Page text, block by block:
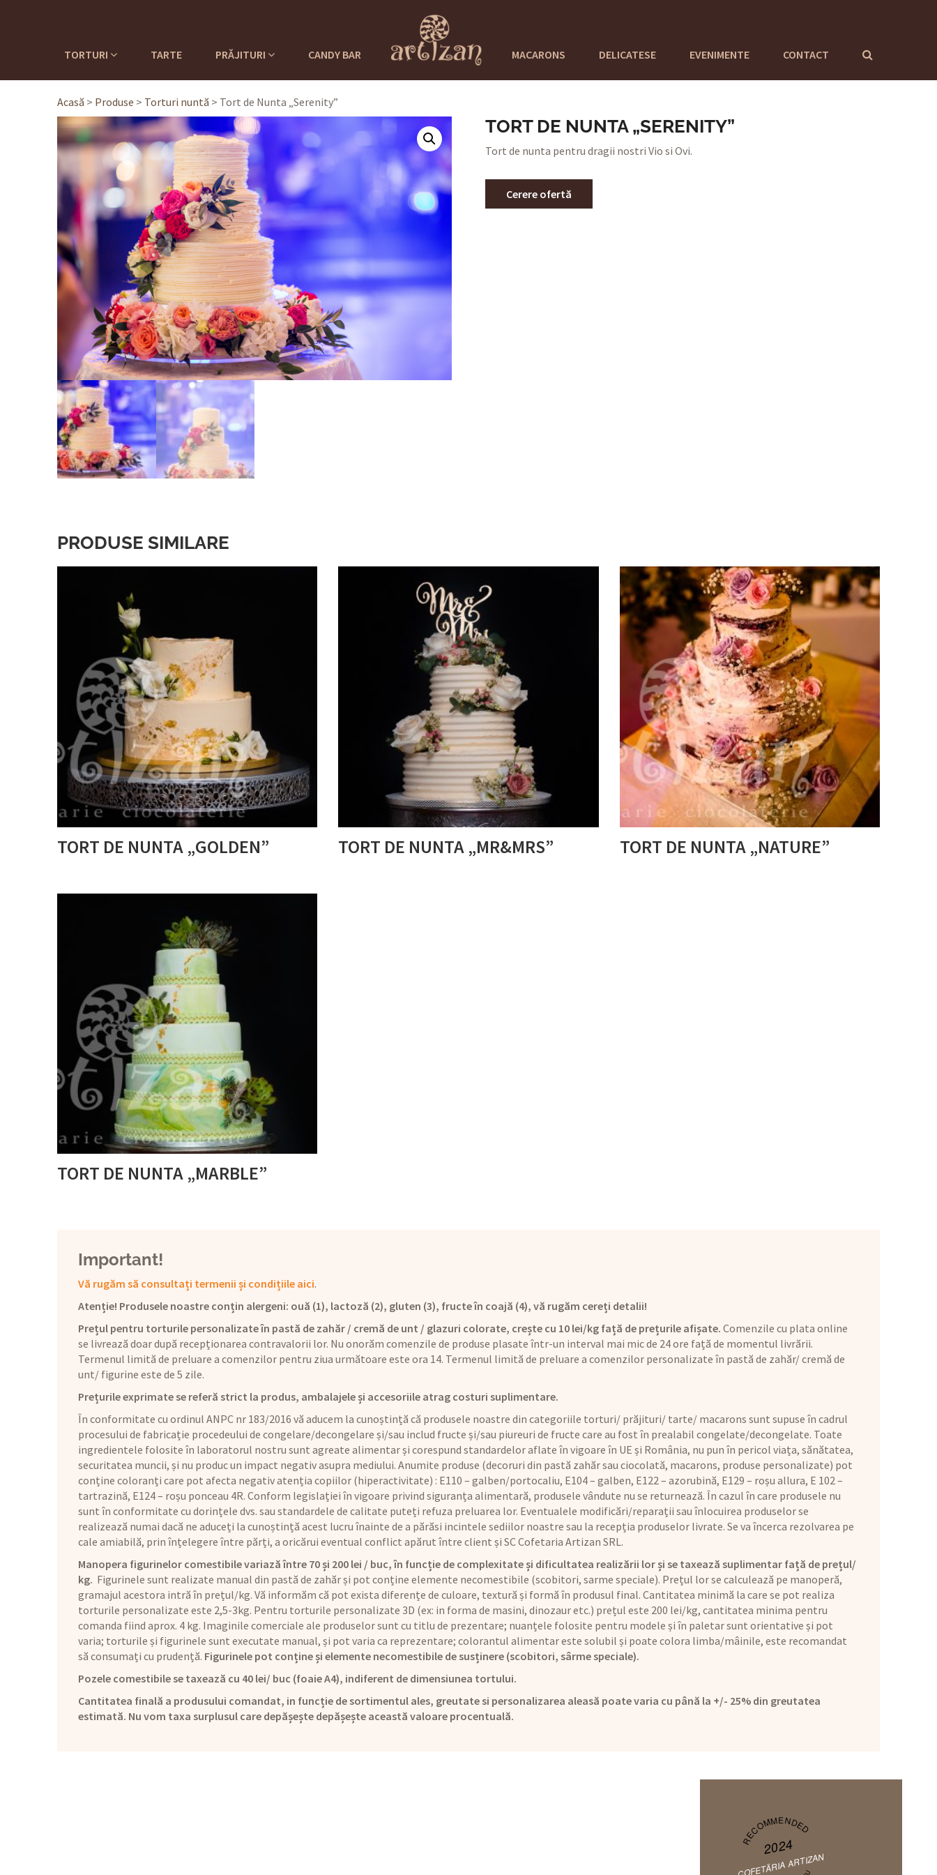
TORTURI TARTE PRĂJITURI CANDY BAR MACARONS DELICATESE EVENIMENTE CONTACT
Acasă > Produse > Torturi nuntă > Tort de Nunta „Serenity”
TORT DE NUNTA „SERENITY”
Tort de nunta pentru dragii nostri Vio si Ovi.
Cerere ofertă
PRODUSE SIMILARE
TORT DE NUNTA „GOLDEN” TORT DE NUNTA „MR&MRS” TORT DE NUNTA „NATURE”
TORT DE NUNTA „MARBLE”
Important!
Vă rugăm să consultați termenii și condițiile aici.
Atenție! Produsele noastre conțin alergeni: ouă (1), lactoză (2), gluten (3), fructe în coajă (4), vă rugăm cereți detalii!
Prețul pentru torturile personalizate în pastă de zahăr / cremă de unt / glazuri colorate, crește cu 10 lei/kg față de prețurile afișate. Comenzile cu plata online
se livrează doar după recepționarea contravalorii lor. Nu onorăm comenzile de produse plasate într-un interval mai mic de 24 ore față de momentul livrării.
Termenul limită de preluare a comenzilor pentru ziua următoare este ora 14. Termenul limită de preluare a comenzilor personalizate în pastă de zahăr/ cremă de
unt/ figurine este de 5 zile.
Prețurile exprimate se referă strict la produs, ambalajele și accesoriile atrag costuri suplimentare.
În conformitate cu ordinul ANPC nr 183/2016 vă aducem la cunoștință că produsele noastre din categoriile torturi/ prăjituri/ tarte/ macarons sunt supuse în cadrul
procesului de fabricație procedeului de congelare/decongelare și/sau includ fructe și/sau piureuri de fructe care au fost în prealabil congelate/decongelate. Toate
ingredientele folosite în laboratorul nostru sunt agreate alimentar și corespund standardelor aflate în vigoare în UE și România, nu pun în pericol viața, sănătatea,
securitatea muncii, și nu produc un impact negativ asupra mediului. Anumite produse (decoruri din pastă zahăr sau ciocolată, macarons, produse personalizate) pot
conține coloranți care pot afecta negativ atenția copiilor (hiperactivitate) : E110 – galben/portocaliu, E104 – galben, E122 – azorubină, E129 – roșu allura, E 102 –
tartrazină, E124 – roșu ponceau 4R. Conform legislației în vigoare privind siguranța alimentară, produsele vândute nu se returnează. În cazul în care produsele nu
sunt în conformitate cu dorințele dvs. sau standardele de calitate puteți refuza preluarea lor. Eventualele modificări/reparații sau înlocuirea produselor se
realizează numai dacă ne aduceți la cunoștință acest lucru înainte de a părăsi incintele sediilor noastre sau la recepția produselor livrate. Se va încerca rezolvarea pe
cale amiabilă, prin înțelegere între părți, a oricărui eventual conflict apărut între client și SC Cofetaria Artizan SRL.
Manopera figurinelor comestibile variază între 70 și 200 lei / buc, în funcție de complexitate și dificultatea realizării lor și se taxează suplimentar față de prețul/
kg. Figurinele sunt realizate manual din pastă de zahăr și pot conține elemente necomestibile (scobitori, sarme speciale). Prețul lor se calculează pe manoperă,
gramajul acestora intră în prețul/kg. Vă informăm că pot exista diferențe de culoare, textură și formă în produsul final. Cantitatea minimă la care se pot realiza
torturile personalizate este 2,5-3kg. Pentru torturile personalizate 3D (ex: in forma de masini, dinozaur etc.) prețul este 200 lei/kg, cantitatea minima pentru
comanda fiind aprox. 4 kg. Imaginile comerciale ale produselor sunt cu titlu de prezentare; nuanțele folosite pentru modele și în paletar sunt orientative și pot
varia; torturile și figurinele sunt executate manual, și pot varia ca reprezentare; colorantul alimentar este solubil și poate colora limba/mâinile, este recomandat
să consumați cu prudență. Figurinele pot conține și elemente necomestibile de susținere (scobitori, sârme speciale).
Pozele comestibile se taxează cu 40 lei/ buc (foaie A4), indiferent de dimensiunea tortului.
Cantitatea finală a produsului comandat, in funcție de sortimentul ales, greutate si personalizarea aleasă poate varia cu până la +/- 25% din greutatea
estimată. Nu vom taxa surplusul care depășește depășește această valoare procentuală.
RECOMMENDED
2024
COFETĂRIA ARTIZAN